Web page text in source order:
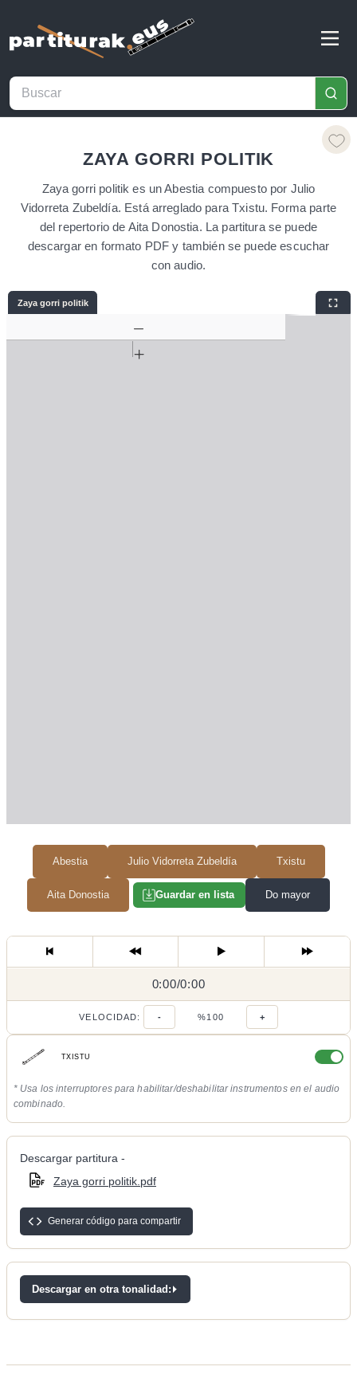
ZAYA GORRI POLITIK
Abestia Julio Vidorreta Zubeldía Txistu
Aita Donostia Guardar en lista Do mayor
Zaya gorri politik es un Abestia compuesto por Julio
Vidorreta Zubeldía. Está arreglado para Txistu. Forma parte
del repertorio de Aita Donostia. La partitura se puede
descargar en formato PDF y también se puede escuchar
con audio.
0:00/
0:00/0:00
VELOCIDAD: - %100 +
TXISTU
* Usa los interruptores para habilitar/deshabilitar instrumentos en el audio
combinado.
Descargar partitura -
Zaya gorri politik.pdf
Generar código para compartir
Descargar en otra tonalidad:
Zaya gorri politik